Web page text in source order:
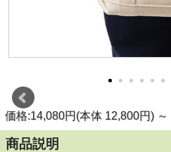
価格:14,080円(本体 12,800円) ～
商品説明